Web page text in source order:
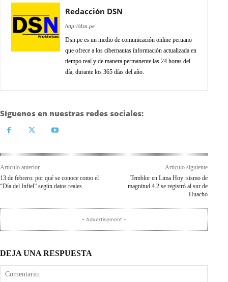
Redacción DSN
http://dsn.pe
Dsn.pe es un medio de comunicación online peruano
que ofrece a los cibernautas información actualizada en
tiempo real y de manera permanente las 24 horas del
día, durante los 365 días del año.
Síguenos en nuestras redes sociales:
Artículo anterior
13 de febrero: por qué se conoce como el
“Día del Infiel” según datos reales
Artículo siguiente
Temblor en Lima Hoy: sismo de
magnitud 4.2 se registró al sur de
Huacho
- Advertisement -
DEJA UNA RESPUESTA